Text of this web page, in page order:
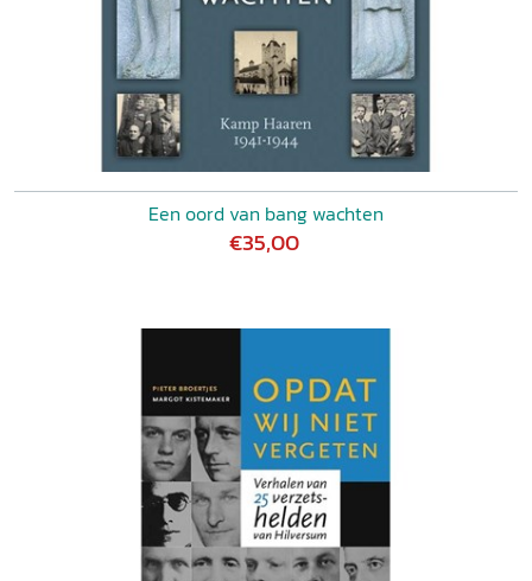
Een oord van bang wachten
€35,00